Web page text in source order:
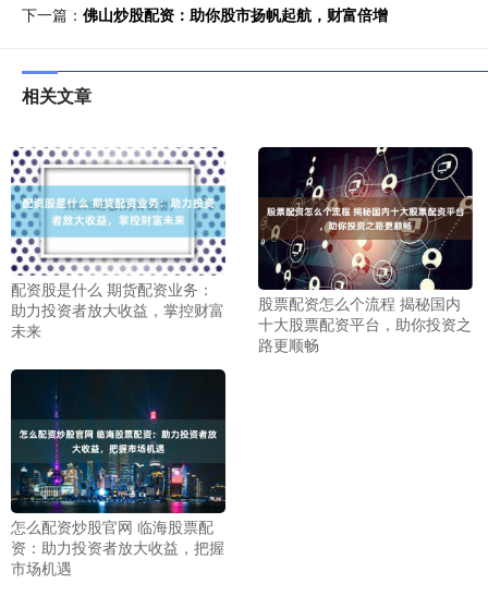
下一篇： 佛山炒股配资：助你股市扬帆起航，财富倍增
相关文章
配资股是什么 期货配资业务：
助力投资者放大收益，掌控财富
未来
股票配资怎么个流程 揭秘国内
十大股票配资平台，助你投资之
路更顺畅
怎么配资炒股官网 临海股票配
资：助力投资者放大收益，把握
市场机遇